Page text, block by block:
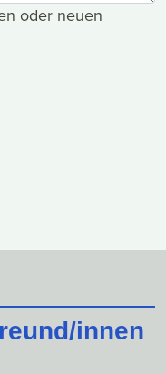
oder neuen
innen